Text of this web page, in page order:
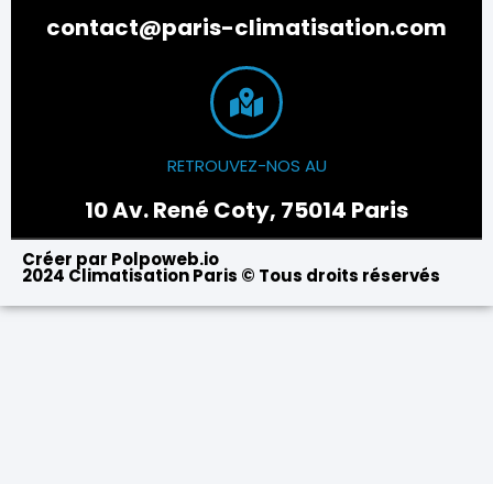
contact@paris-climatisation.com
RETROUVEZ-NOS AU
10 Av. René Coty, 75014 Paris
Créer par Polpoweb.io
2024 Climatisation Paris © Tous droits réservés